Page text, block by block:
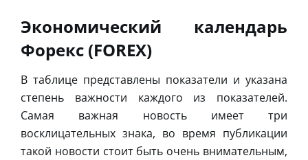
Экономический календарь
Форекс (FOREX)
В таблице представлены показатели и указана
степень важности каждого из показателей.
Самая важная новость имеет три
восклицательных знака, во время публикации
такой новости стоит быть очень внимательным,